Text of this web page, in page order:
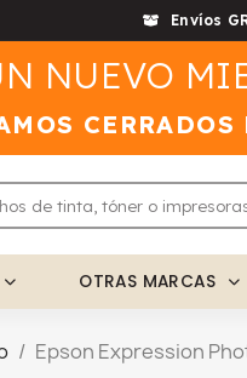
Envíos
NUEVO
OTRAS MARCAS
Epson Expression